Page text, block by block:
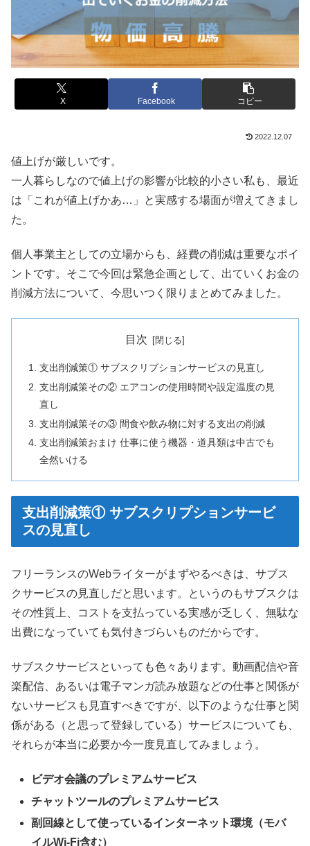
X Facebook コピー
2022.12.07
値上げが厳しいです。
一人暮らしなので値上げの影響が比較的小さい私も、最近
は「これが値上げかあ…」と実感する場面が増えてきまし
た。
個人事業主としての立場からも、経費の削減は重要なポイ
ントです。そこで今回は緊急企画として、出ていくお金の
削減方法について、今思いつく限りまとめてみました。
目次
支出削減策① サブスクリプションサービスの見直し
支出削減策その② エアコンの使用時間や設定温度の見
直し
支出削減策その③ 間食や飲み物に対する支出の削減
支出削減策おまけ 仕事に使う機器・道具類は中古でも
全然いける
支出削減策① サブスクリプションサービ
スの見直し
フリーランスのWebライターがまずやるべきは、サブス
クサービスの見直しだと思います。というのもサブスクは
その性質上、コストを支払っている実感が乏しく、無駄な
出費になっていても気付きづらいものだからです。
サブスクサービスといっても色々あります。動画配信や音
楽配信、あるいは電子マンガ読み放題などの仕事と関係が
ないサービスも見直すべきですが、以下のような仕事と関
係がある（と思って登録している）サービスについても、
それらが本当に必要か今一度見直してみましょう。
ビデオ会議のプレミアムサービス
チャットツールのプレミアムサービス
副回線として使っているインターネット環境（モバ
イルWi-Fi含む）